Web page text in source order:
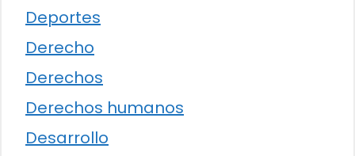
Deportes
Derecho
Derechos
Derechos humanos
Desarrollo